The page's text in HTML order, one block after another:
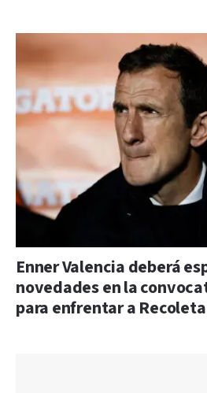
Enner Valencia deberá
novedades en la
para enfrentar a Recoleta